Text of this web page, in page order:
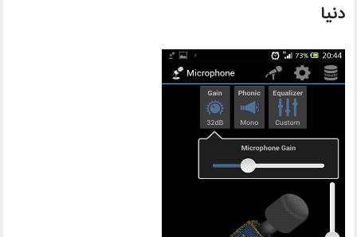
دنیا